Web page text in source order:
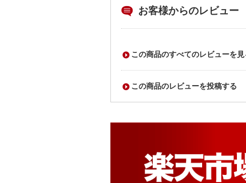
お客様からのレビュー
この商品のすべてのレビューを見
この商品のレビューを投稿する